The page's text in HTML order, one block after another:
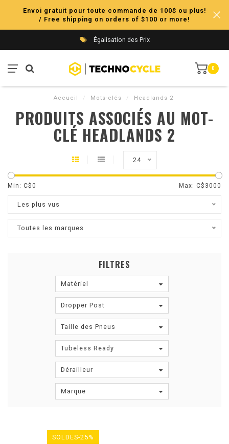
Envoi gratuit pour toute commande de 100$ ou plus!
/ Free shipping on orders of $100 or more!
Égalisation des Prix
0
Accueil / Mots-clés / Headlands 2
PRODUITS ASSOCIÉS AU MOT-
CLÉ HEADLANDS 2
24
Min: C$0 Max: C$ 3000
Les plus vus
Toutes les marques
FILTRES
Matériel
Dropper Post
Taille des Pneus
Tubeless Ready
Dérailleur
Marque
SOLDES-25%